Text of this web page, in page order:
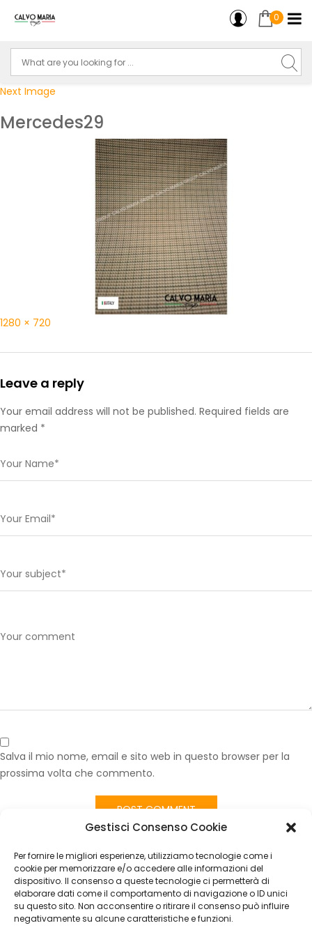
Gestisci Consenso Cookie
Per fornire le migliori esperienze, utilizziamo tecnologie come i
cookie per memorizzare e/o accedere alle informazioni del
dispositivo. Il consenso a queste tecnologie ci permetterà di
elaborare dati come il comportamento di navigazione o ID unici
su questo sito. Non acconsentire o ritirare il consenso può influire
negativamente su alcune caratteristiche e funzioni.
0
Next Image
Mercedes29
1280 × 720
Leave a reply
Your email address will not be published. Required fields are
marked *
Salva il mio nome, email e sito web in questo browser per la
prossima volta che commento.
Tessuto Tappezzeria Auto Mercedes Giallo Senape
CATEGORIES
Nessuna categoria